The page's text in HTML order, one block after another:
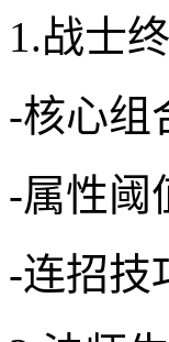
1.战士
-核心组
-属性阈
-连招技